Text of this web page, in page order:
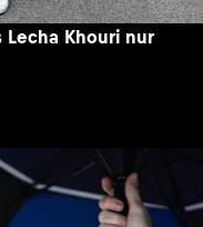
Lecha Khouri nur